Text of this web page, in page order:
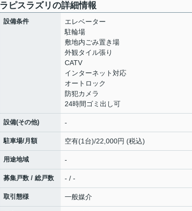
ラピスラズリの詳細情報
設備条件
エレベーター
駐輪場
敷地内ごみ置き場
外観タイル張り
CATV
インターネット対応
オートロック
防犯カメラ
24時間ゴミ出し可
設備(その他) -
駐車場/月額 空有(1台)/22,000円 (税込)
用途地域 -
募集戸数 / 総戸数 - / -
取引態様 一般媒介